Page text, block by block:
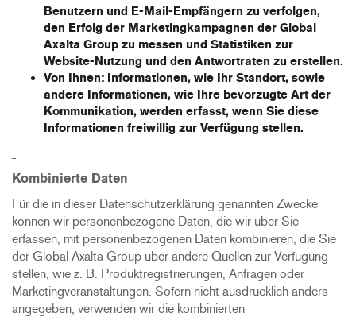
Benutzern und E-Mail-Empfängern zu verfolgen,
den Erfolg der Marketingkampagnen der Global
Axalta Group zu messen und Statistiken zur
Website-Nutzung und den Antwortraten zu erstellen.
Von Ihnen: Informationen, wie Ihr Standort, sowie
andere Informationen, wie Ihre bevorzugte Art der
Kommunikation, werden erfasst, wenn Sie diese
Informationen freiwillig zur Verfügung stellen.
Kombinierte Daten
Für die in dieser Datenschutzerklärung genannten Zwecke
können wir personenbezogene Daten, die wir über Sie
erfassen, mit personenbezogenen Daten kombinieren, die Sie
der Global Axalta Group über andere Quellen zur Verfügung
stellen, wie z. B. Produktregistrierungen, Anfragen oder
Marketingveranstaltungen. Sofern nicht ausdrücklich anders
angegeben, verwenden wir die kombinierten